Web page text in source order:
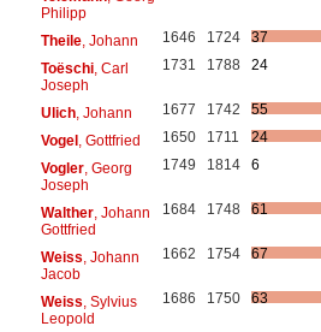
Philipp
Theile, Johann 1646 1724
37
Toëschi, Carl
Joseph
1731 1788 24
Ulich, Johann 1677 1742
55
Vogel, Gottfried 1650 1711
24
Vogler, Georg
Joseph
1749 1814 6
Walther, Johann
Gottfried
1684 1748 61
Weiss , Johann
Jacob
1662 1754 67
Weiss , Sylvius
Leopold
1686 1750 63